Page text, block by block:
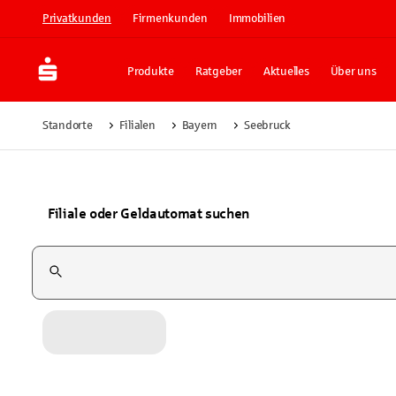
Privatkunden Firmenkunden Immobilien
Produkte Ratgeber Aktuelles Über uns
Standorte Filialen Bayern Seebruck
Filiale oder Geldautomat suchen
Suchfeld